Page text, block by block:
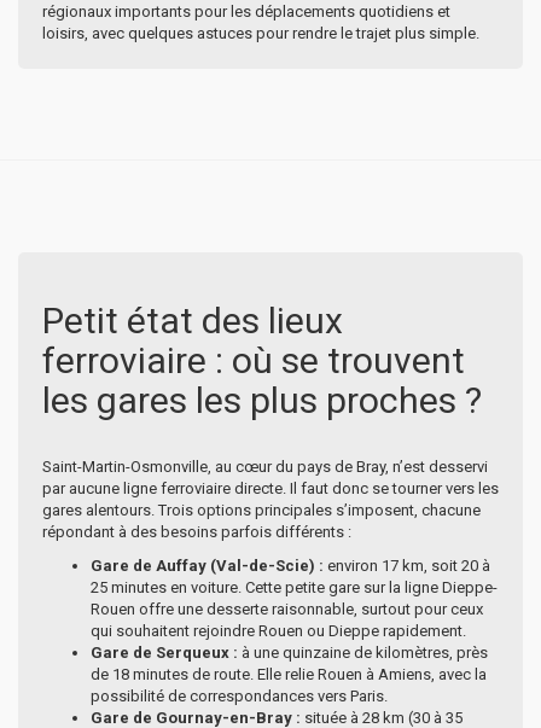
régionaux importants pour les déplacements quotidiens et
loisirs, avec quelques astuces pour rendre le trajet plus simple.
Petit état des lieux
ferroviaire : où se trouvent
les gares les plus proches ?
Saint-Martin-Osmonville, au cœur du pays de Bray, n’est desservi
par aucune ligne ferroviaire directe. Il faut donc se tourner vers les
gares alentours. Trois options principales s’imposent, chacune
répondant à des besoins parfois différents :
Gare de Auffay (Val-de-Scie) : environ 17 km, soit 20 à
25 minutes en voiture. Cette petite gare sur la ligne Dieppe-
Rouen offre une desserte raisonnable, surtout pour ceux
qui souhaitent rejoindre Rouen ou Dieppe rapidement.
Gare de Serqueux : à une quinzaine de kilomètres, près
de 18 minutes de route. Elle relie Rouen à Amiens, avec la
possibilité de correspondances vers Paris.
Gare de Gournay-en-Bray : située à 28 km (30 à 35